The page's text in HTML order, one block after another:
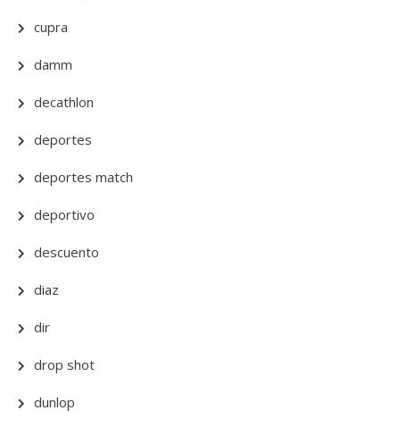
cupra
damm
decathlon
deportes
deportes match
deportivo
descuento
diaz
dir
drop shot
dunlop